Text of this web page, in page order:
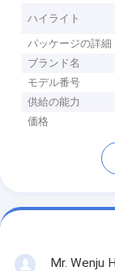
ハイライト
パッケージの詳細
ブランド名
モデル番号
供給の能力
価格
Mr. Wenju